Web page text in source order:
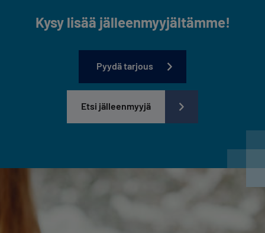
Kysy lisää jälleenmyyjältämme!
Pyydä tarjous
Etsi jälleenmyyjä